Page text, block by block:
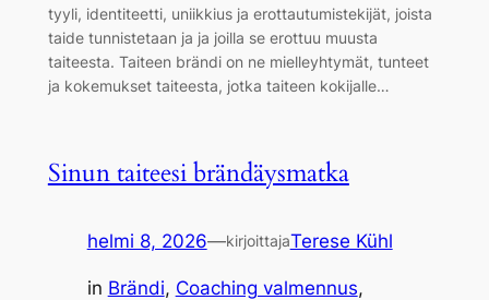
tyyli, identiteetti, uniikkius ja erottautumistekijät, joista
taide tunnistetaan ja ja joilla se erottuu muusta
taiteesta. Taiteen brändi on ne mielleyhtymät, tunteet
ja kokemukset taiteesta, jotka taiteen kokijalle…
Sinun taiteesi brändäysmatka
helmi 8, 2026—kirjoittajaTerese Kühl
in Brändi, Coaching valmennus